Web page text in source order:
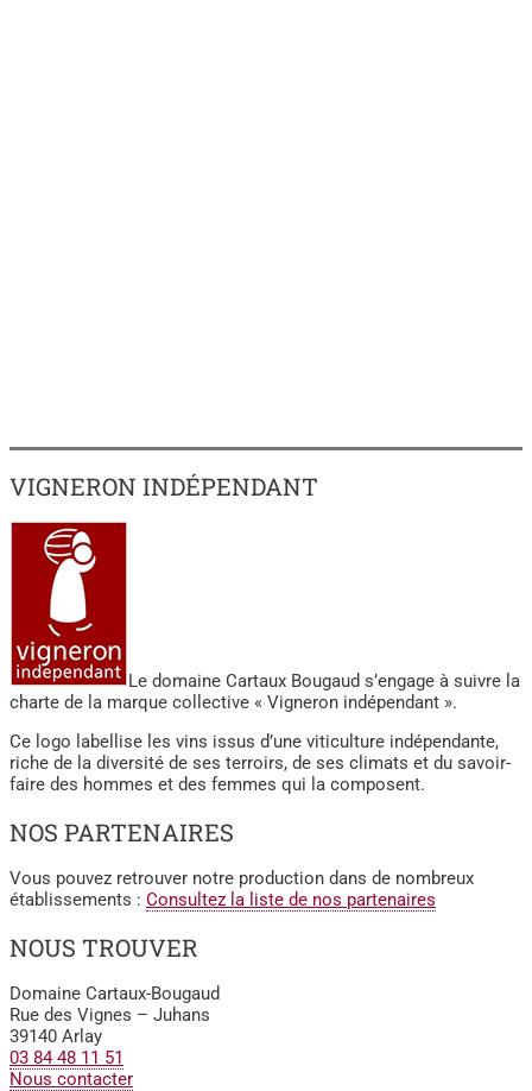
VIGNERON INDÉPENDANT
Le domaine Cartaux Bougaud s’engage à suivre la
charte de la marque collective « Vigneron indépendant ».
Ce logo labellise les vins issus d’une viticulture indépendante,
riche de la diversité de ses terroirs, de ses climats et du savoir-
faire des hommes et des femmes qui la composent.
NOS PARTENAIRES
Vous pouvez retrouver notre production dans de nombreux
établissements : Consultez la liste de nos partenaires
NOUS TROUVER
Domaine Cartaux-Bougaud
Rue des Vignes – Juhans
39140 Arlay
03 84 48 11 51
Nous contacter